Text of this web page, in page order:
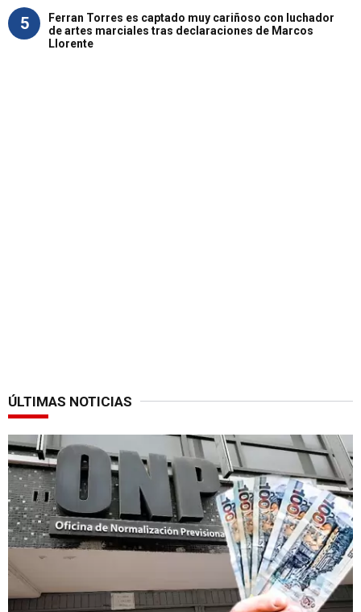
5
Ferran Torres es captado muy cariñoso con luchador
de artes marciales tras declaraciones de Marcos
Llorente
ÚLTIMAS NOTICIAS